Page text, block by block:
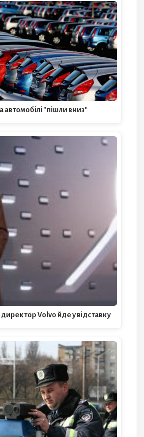
автомобілі "пішли вниз"
Volvo йде у відставку